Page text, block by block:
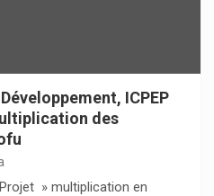
ICPEP
des
» multiplication en